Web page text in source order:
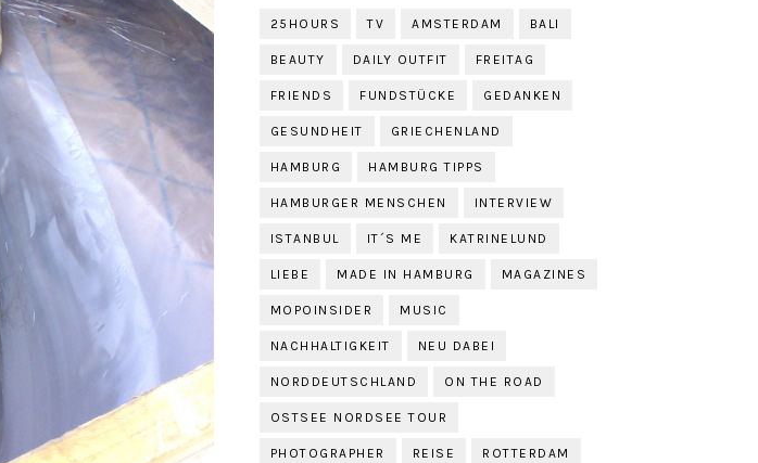
25HOURS TV AMSTERDAM BALI
BEAUTY DAILY OUTFIT FREITAG
FRIENDS FUNDSTÜCKE GEDANKEN
GESUNDHEIT GRIECHENLAND
HAMBURG HAMBURG TIPPS
HAMBURGER MENSCHEN INTERVIEW
ISTANBUL IT´S ME KATRINELUND
LIEBE MADE IN HAMBURG MAGAZINES
MOPOINSIDER MUSIC
NACHHALTIGKEIT NEU DABEI
NORDDEUTSCHLAND ON THE ROAD
OSTSEE NORDSEE TOUR
PHOTOGRAPHER REISE ROTTERDAM